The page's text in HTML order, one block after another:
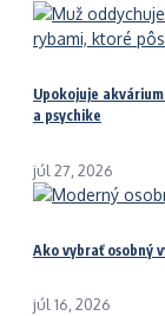
Upokojuje
a psychike
júl 27, 2026
Ako vybrať osobný
júl 16, 2026